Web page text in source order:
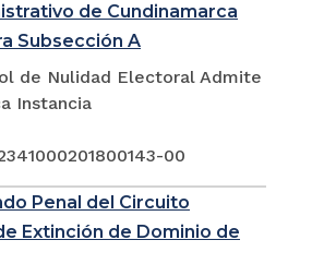
de Cundinamarca
Subsección A
de Nulidad Electoral Admite
Instancia
00
Penal del Circuito
Extinción de Dominio de